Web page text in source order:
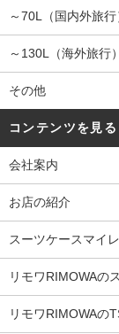
～70L（国内外旅行
～130L（海外旅行）
その他
コンテンツを見る
会社案内
お店の紹介
スーツケースマイ
リモワRIMOWAの
リモワRIMOWAの